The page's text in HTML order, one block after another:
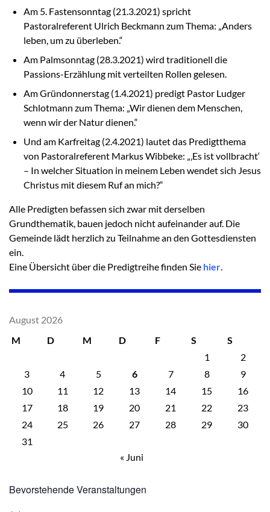
Am 5. Fastensonntag (21.3.2021) spricht
Pastoralreferent Ulrich Beckmann zum Thema: „Anders
leben, um zu überleben.“
Am Palmsonntag (28.3.2021) wird traditionell die
Passions-Erzählung mit verteilten Rollen gelesen.
Am Gründonnerstag (1.4.2021) predigt Pastor Ludger
Schlotmann zum Thema: „Wir dienen dem Menschen,
wenn wir der Natur dienen.“
Und am Karfreitag (2.4.2021) lautet das Predigtthema
von Pastoralreferent Markus Wibbeke: „‚Es ist vollbracht‘
– In welcher Situation in meinem Leben wendet sich Jesus
Christus mit diesem Ruf an mich?“
Alle Predigten befassen sich zwar mit derselben
Grundthematik, bauen jedoch nicht aufeinander auf. Die
Gemeinde lädt herzlich zu Teilnahme an den Gottesdiensten
ein.
Eine Übersicht über die Predigtreihe finden Sie hier.
August 2026
M
D M D F S
S
1
2
3
4 5 6 7 8
9
10
11 12 13 14 15
16
17
18 19 20 21 22
23
24
25 26 27 28 29
30
31
« Juni
Bevorstehende Veranstaltungen